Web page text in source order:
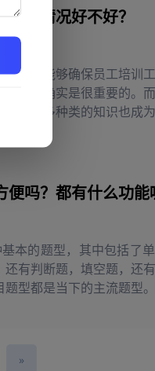
中的情况好不好？
候，能够确保员工培训
的平台确实是很重要的。
到的多种类的知识也成
涉及到的多种类的情况，
吗？都有什么功能
本的题型，其中包括了
有判断题，填空题，还
型都是当下的主流题型
»